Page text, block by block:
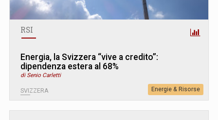
RSI
Energia, la Svizzera “vive a credito”:
dipendenza estera al 68%
di Senio Carletti
SVIZZERA Energie & Risorse